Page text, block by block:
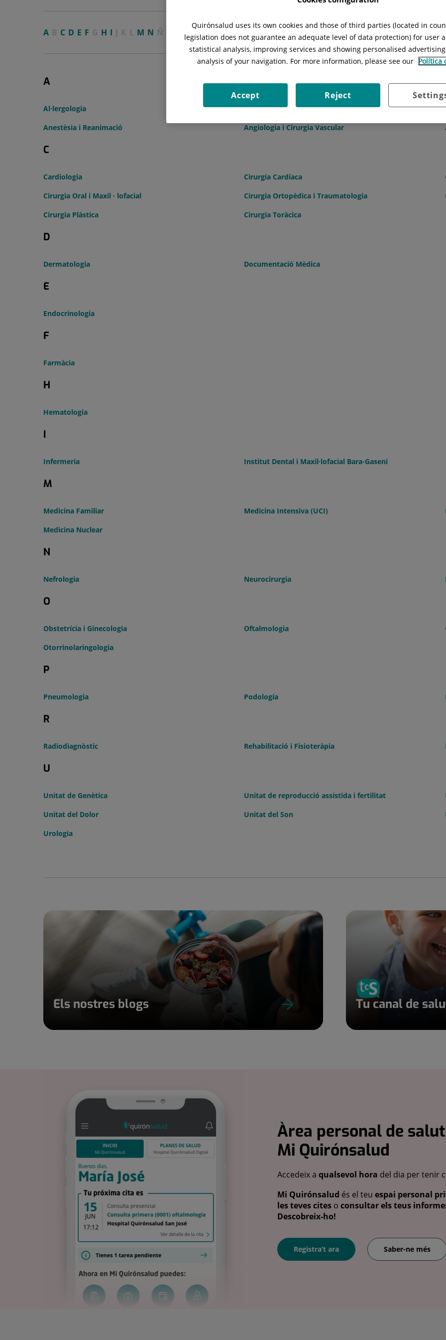
A C D E F H I M N Q R ST U X
A
Al·lergologia Anàlisis clíniques
Anestèsia i Reanimació
Angiologia i Cirurgia Vascular
C
Cardiologia Cirurgia Cardíaca
Cirurgia Oral i Maxil · lofacial
Cirurgia Ortopèdica i Traumatologia
Cirurgia Plàstica
Cirurgia Toràcica
D
Dermatologia Documentació Mèdica
E
Endocrinologia
F
Farmàcia
H
Hematologia
I
Infermeria Institut Dental i Maxil·lofacial Bara-Gaseni
M
Medicina Familiar Medicina Intensiva (UCI)
Medicina Nuclear
N
Nefrologia Neurocirurgia
O
Obstetrícia i Ginecologia Oftalmologia
Otorrinolaringologia
P
Pneumologia Podología
R
Radiodiagnòstic Rehabilitació i Fisioteràpia
U
Unitat de Genètica Unitat de reproducció assistida i fertilitat
Unitat del Dolor
Unitat del Son
Urologia
Els nostres blogs Tu canal de
Àrea personal de
Mi Quirónsalud
Accedeix a qualsevol hora del dia per tenir
Mi Quirónsalud és el teu espai personal
les teves cites o consultar els teus
Descobreix-ho!
Registra’t ara Saber-ne més
Quirónsalud uses its own cookies and those of third parties (located in
legislation does not guarantee an adequate level of data protection) for user
statistical analysis, improving services and showing personalised
analysis of your navigation. For more information, please see our Política
Reject
Accept